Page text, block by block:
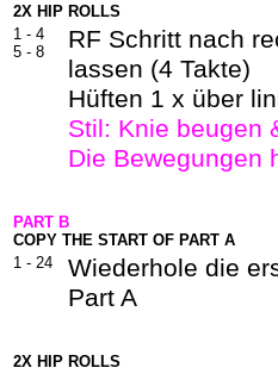
2X HIP ROLLS
1 - 4
5 - 8
RF Schritt nach
lassen (4 Takte)
Hüften 1 x über
Stil: Knie beugen
Die Bewegungen
PART B
COPY THE START OF PART A
1 - 24
Wiederhole die
Part A
2X HIP ROLLS